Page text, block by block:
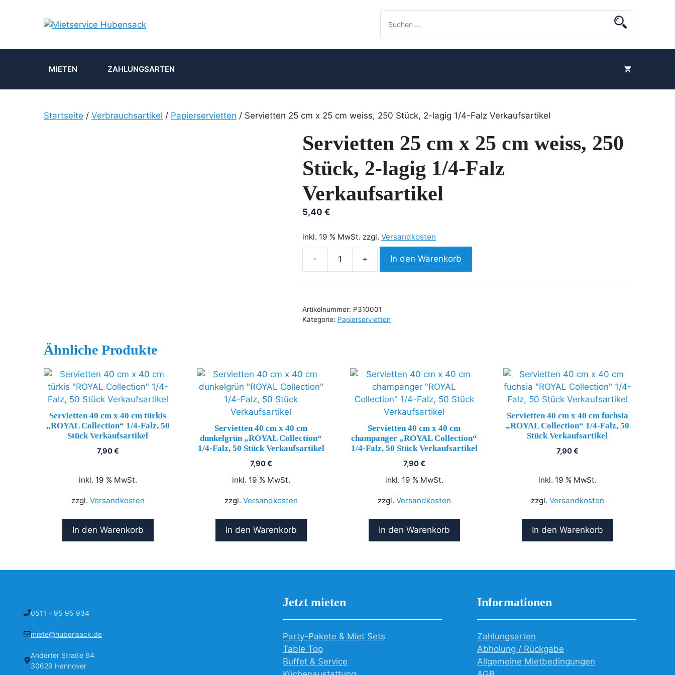
MIETEN ZAHLUNGSARTEN
Startseite / Verbrauchsartikel / Papierservietten / Servietten 25 cm x 25 cm weiss, 250 Stück, 2-lagig 1/4-Falz Verkaufsartikel
Servietten 25 cm x 25 cm weiss, 250
Stück, 2-lagig 1/4-Falz
Verkaufsartikel
5,40 €
inkl. 19 % MwSt. zzgl. Versandkosten
-
Servietten
cm
25
2-
lagig
Verkaufsartikel
Menge
+ In den Warenkorb
Artikelnummer: P310001
Kategorie: Papierservietten
Ähnliche Produkte
Servietten 40 cm x 40 cm türkis
„ROYAL Collection“ 1/4-Falz, 50
Stück Verkaufsartikel
7,90€
inkl. 19 % MwSt.
zzgl. Versandkosten
In den Warenkorb
Servietten 40 cm x 40 cm
dunkelgrün „ROYAL Collection“
1/4-Falz, 50 Stück Verkaufsartikel
7,90€
inkl. 19 % MwSt.
zzgl. Versandkosten
In den Warenkorb
Servietten 40 cm x 40 cm
champanger „ROYAL Collection“
1/4-Falz, 50 Stück Verkaufsartikel
7,90€
inkl. 19 % MwSt.
zzgl. Versandkosten
In den Warenkorb
Servietten 40 cm x 40 cm fuchsia
„ROYAL Collection“ 1/4-Falz, 50
Stück Verkaufsartikel
7,90€
inkl. 19 % MwSt.
zzgl. Versandkosten
In den Warenkorb
0511 - 95 95 934
miete@hubensack.de
Anderter Straße 64
30629 Hannover
Jetzt mieten
Party-Pakete & Miet Sets
Table Top
Buffet & Service
Informationen
Zahlungsarten
Abholung / Rückgabe
Allgemeine Mietbedingungen